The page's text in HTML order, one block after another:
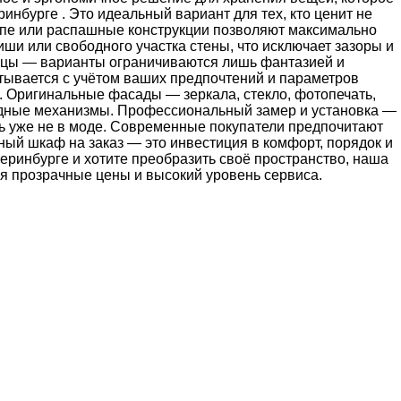
. Это идеальный вариант для тех, кто ценит не
или распашные конструкции позволяют максимально
или свободного участка стены, что исключает зазоры и
— варианты ограничиваются лишь фантазией и
с учётом ваших предпочтений и параметров
фасады — зеркала, стекло, фотопечать,
механизмы. Профессиональный замер и установка —
уже не в моде. Современные покупатели предпочитают
шкаф на заказ — это инвестиция в комфорт, порядок и
и хотите преобразить своё пространство, наша
прозрачные цены и высокий уровень сервиса.